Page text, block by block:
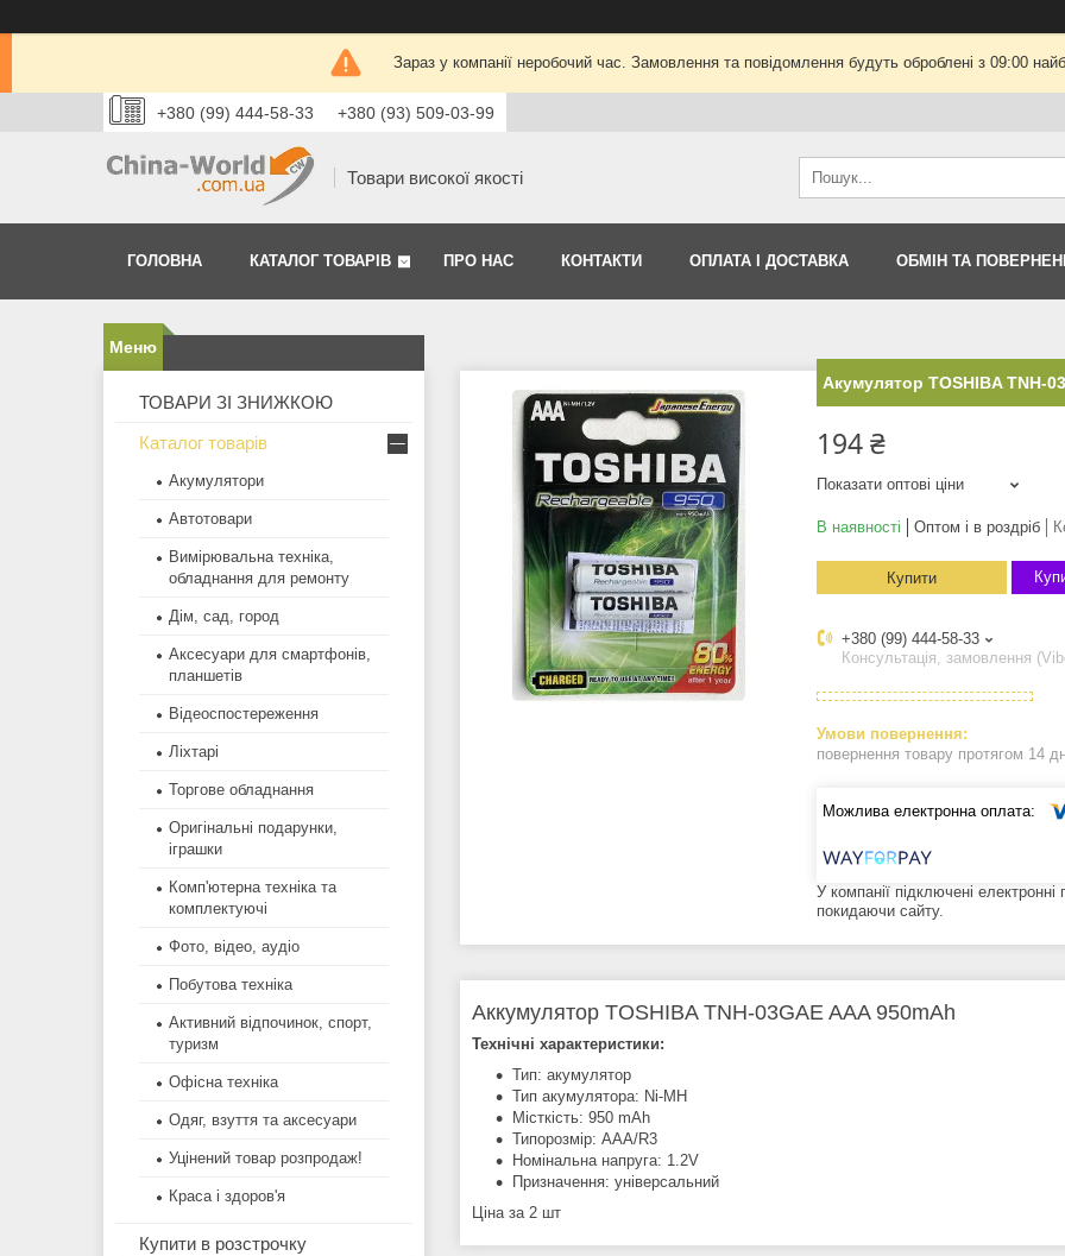
Зараз у компанії неробочий час. Замовлення та повідомлення будуть оброблені з 09:00
+380 (99) 444-58-33 +380 (93) 509-03-99
Товари високої якості
ГОЛОВНА КАТАЛОГ ТОВАРІВ ПРО НАС КОНТАКТИ ОПЛАТА І ДОСТАВКА ОБМІН ТА
Акумулятор TOSHIBA TNH-
194 ₴
Показати оптові ціни
В наявності Оптом і в роздріб
Купити
+380 (99) 444-58-33
Консультація, замовлення
повернення товару протягом 14
У компанії підключені
покидаючи сайту.
Аккумулятор TOSHIBA TNH-03GAE AAA 950mAh
Технічні характеристики:
Тип: акумулятор
Тип акумулятора: Ni-MH
Місткість: 950 mAh
Типорозмір: AAA/R3
Номінальна напруга: 1.2V
Призначення: універсальний
Ціна за 2 шт
ТОВАРИ ЗІ ЗНИЖКОЮ
Каталог товарів
Акумулятори
Автотовари
Вимірювальна техніка,
обладнання для ремонту
Дім, сад, город
Аксесуари для смартфонів,
планшетів
Відеоспостереження
Ліхтарі
Торгове обладнання
Оригінальні подарунки,
іграшки
Комп'ютерна техніка та
комплектуючі
Фото, відео, аудіо
Побутова техніка
Активний відпочинок, спорт,
туризм
Офісна техніка
Одяг, взуття та аксесуари
Уцінений товар розпродаж!
Краса і здоров'я
Купити в розстрочку